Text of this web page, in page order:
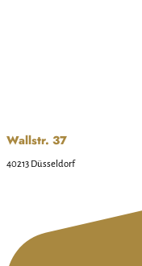
Wallstr. 37
40213 Düsseldorf